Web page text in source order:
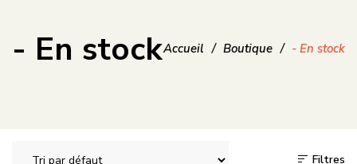
- En stockAccueil / Boutique / - En stock
Filtres